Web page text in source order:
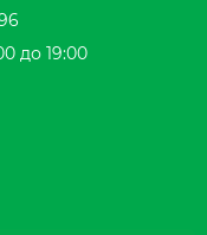
до 19:00